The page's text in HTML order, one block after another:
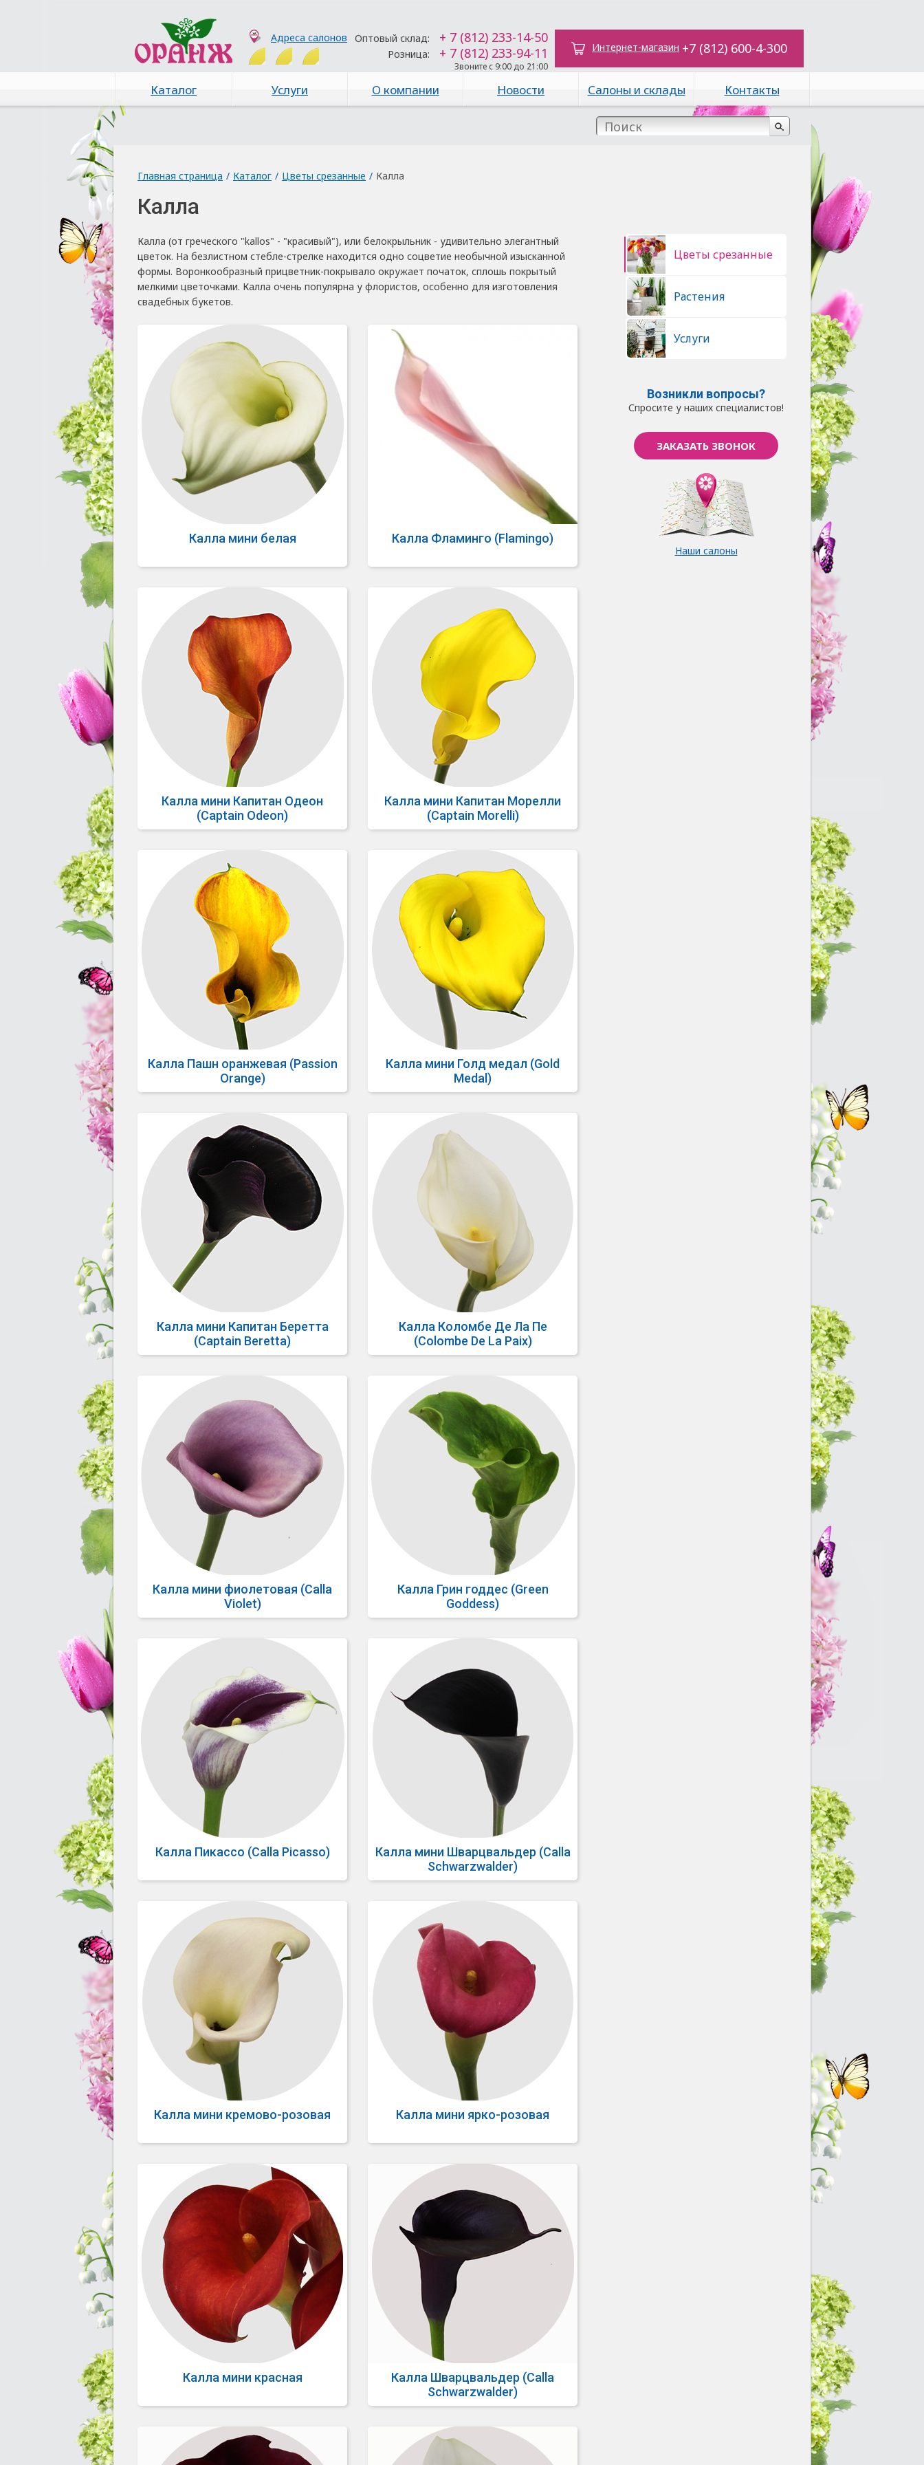
Адреса салонов Оптовый склад: + 7 (812) 233-14-50
Розница: + 7 (812) 233-94-11
Звоните с 9:00 до 21:00
Интернет-магазин +7 (812) 600-4-300
Каталог Услуги О компании Новости Салоны и склады Контакты
Главная страница / Каталог / Цветы срезанные / Калла
Калла
Калла (от греческого "kallos" - "красивый"), или белокрыльник - удивительно элегантный
цветок. На безлистном стебле-стрелке находится одно соцветие необычной изысканной
формы. Воронкообразный прицветник-покрывало окружает початок, сплошь покрытый
мелкими цветочками. Калла очень популярна у флористов, особенно для изготовления
свадебных букетов.
Калла мини белая Калла Фламинго (Flamingo)
Калла мини Капитан Одеон
(Captain Odeon)
Калла мини Капитан Морелли
(Captain Morelli)
Калла Пашн оранжевая (Passion
Orange)
Калла мини Голд медал (Gold
Medal)
Калла мини Капитан Беретта
(Captain Beretta)
Калла Коломбе Де Ла Пе
(Colombe De La Paix)
Калла мини фиолетовая (Calla
Violet)
Калла Грин годдес (Green
Goddess)
Калла Пикассо (Calla Picasso)
Калла мини Шварцвальдер (Calla
Schwarzwalder)
Калла мини кремово-розовая Калла мини ярко-розовая
Калла мини красная
Калла Шварцвальдер (Calla
Schwarzwalder)
Цветы срезанные
Растения
Услуги
Возникли вопросы?
Спросите у наших специалистов!
ЗАКАЗАТЬ ЗВОНОК
Наши салоны